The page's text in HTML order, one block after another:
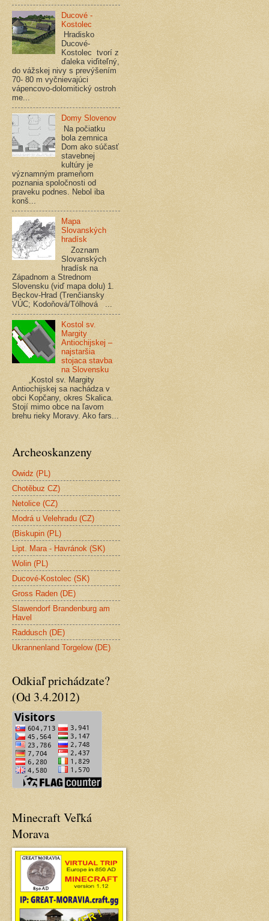
Ducové -
Kostolec
Hradisko
Ducové-
Kostolec tvorí z
ďaleka viďiteľný,
do vážskej nivy s prevýšením
70- 80 m vyčnievajúci
vápencovo-dolomitický ostroh
me...
Domy Slovenov
Na počiatku
bola zemnica
Dom ako súčasť
stavebnej
kultúry je
významným prameňom
poznania spoločnosti od
praveku podnes. Nebol iba
konš...
Mapa
Slovanských
hradísk
Zoznam
Slovanských
hradísk na
Západnom a Strednom
Slovensku (viď mapa dolu) 1.
Beckov-Hrad (Trenčiansky
VÚC; Kodoňová/Tólhová ...
Kostol sv.
Margity
Antiochijskej –
najstaršia
stojaca stavba
na Slovensku
„Kostol sv. Margity
Antiochijskej sa nachádza v
obci Kopčany, okres Skalica.
Stojí mimo obce na ľavom
brehu rieky Moravy. Ako fars...
Archeoskanzeny
Owidz (PL)
Chotěbuz CZ)
Netolice (CZ)
Modrá u Velehradu (CZ)
(Biskupin (PL)
Lipt. Mara - Havránok (SK)
Wolin (PL)
Ducové-Kostolec (SK)
Gross Raden (DE)
Slawendorf Brandenburg am
Havel
Raddusch (DE)
Ukrannenland Torgelow (DE)
Odkiaľ prichádzate?
(Od 3.4.2012)
Minecraft Veľká
Morava